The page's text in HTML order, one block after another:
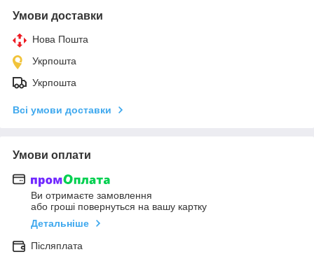
Умови доставки
Нова Пошта
Укрпошта
Укрпошта
Всі умови доставки
Умови оплати
Ви отримаєте замовлення
або гроші повернуться на вашу картку
Детальніше
Післяплата